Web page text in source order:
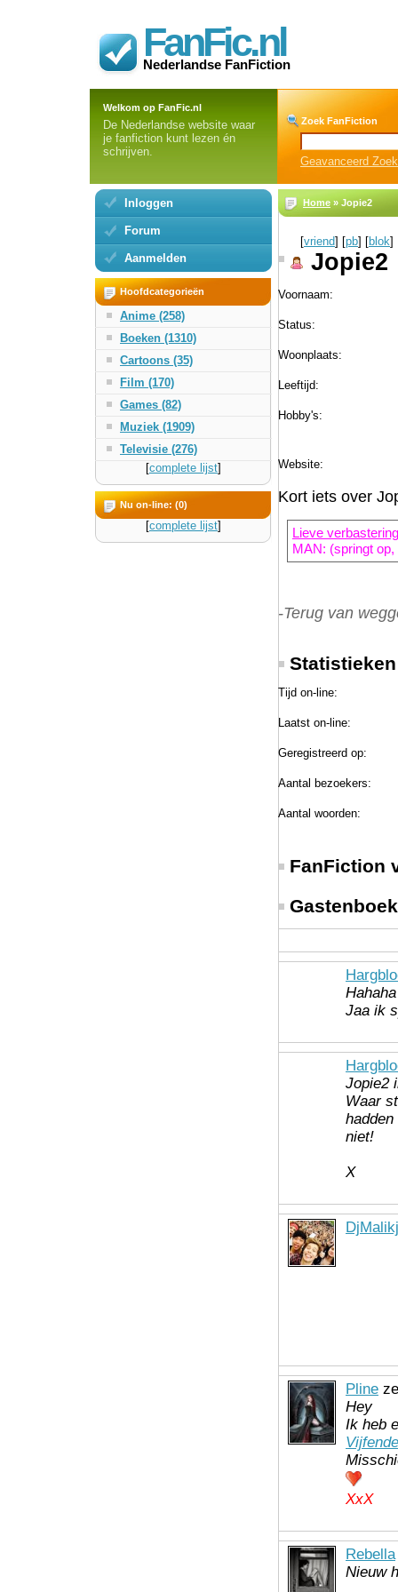
FanFic.nl
Nederlandse FanFiction
Welkom op FanFic.nl
De Nederlandse website waar
je fanfiction kunt lezen én
schrijven.
Zoek FanFiction
Geavanceerd
Inloggen
Forum
Aanmelden
Hoofdcategorieën
Anime (258)
Boeken (1310)
Cartoons (35)
Film (170)
Games (82)
Muziek (1909)
Televisie (276)
[complete lijst]
Nu on-line: (0)
[complete lijst]
Home » Jopie2
[vriend] [pb] [blok]
Jopie2
Voornaam:
Status:
Woonplaats:
Leeftijd:
Hobby's:
Website:
Kort iets over
Lieve verbastering
MAN: (springt
-Terug van
Tijd on-line:
Laatst on-line:
Geregistreerd op:
Aantal bezoekers:
Aantal woorden:
FanFiction
Jaa ik
Jopie2
Waar
niet!
X
Pline
Hey
Ik heb
XxX
Rebella
Nieuw